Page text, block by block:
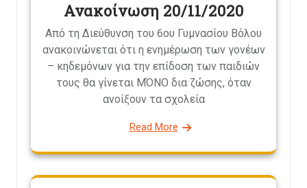
Ανακοίνωση 20/11/2020
Από τη Διεύθυνση του 6ου Γυμνασίου Βόλου
ανακοινώνεται ότι η ενημέρωση των γονέων
– κηδεμόνων για την επίδοση των παιδιών
τους θα γίνεται ΜΌΝΟ δια ζώσης, όταν
ανοίξουν τα σχολεία
Read More